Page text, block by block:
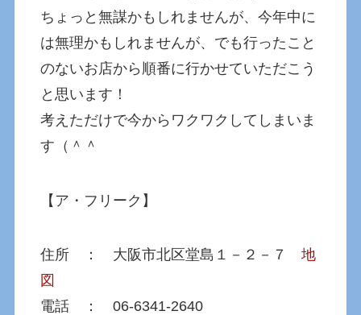
ちょっと無謀かもしれませんが、今年中に
は無理かもしれませんが、でも行ったこと
のないお店から順番に行かせていただこう
と思います！
考えただけで今からワクワクしてしまいま
す（＾＾
【ア・フリーク】
住所 ： 大阪市北区堂島１－２－７地
図
電話 ： 06-6341-2640